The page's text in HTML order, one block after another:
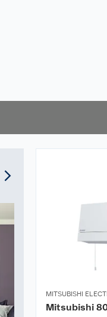
MITSUBISHI
Mitsubishi